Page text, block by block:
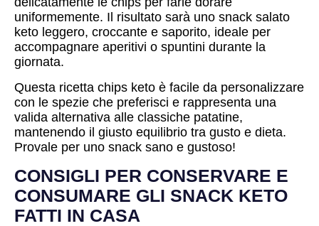
uniformemente. Il risultato sarà uno snack salato
keto leggero, croccante e saporito, ideale per
accompagnare aperitivi o spuntini durante la
giornata.
Questa ricetta chips keto è facile da personalizzare
con le spezie che preferisci e rappresenta una
valida alternativa alle classiche patatine,
mantenendo il giusto equilibrio tra gusto e dieta.
Provale per uno snack sano e gustoso!
CONSIGLI PER CONSERVARE E
CONSUMARE GLI SNACK KETO
FATTI IN CASA